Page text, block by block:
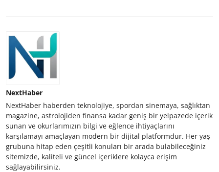
NextHaber
NextHaber haberden teknolojiye, spordan sinemaya, sağlıktan
magazine, astrolojiden finansa kadar geniş bir yelpazede içerik
sunan ve okurlarımızın bilgi ve eğlence ihtiyaçlarını
karşılamayı amaçlayan modern bir dijital platformdur. Her yaş
grubuna hitap eden çeşitli konuları bir arada bulabileceğiniz
sitemizde, kaliteli ve güncel içeriklere kolayca erişim
sağlayabilirsiniz.